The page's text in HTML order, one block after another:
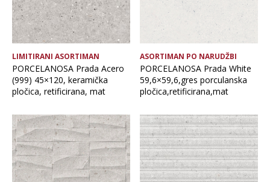
LIMITIRANI ASORTIMAN
PORCELANOSA Prada Acero
(999) 45×120, keramička
pločica, retificirana, mat
ASORTIMAN PO NARUDŽBI
PORCELANOSA Prada White
59,6×59,6,gres porculanska
pločica,retificirana,mat